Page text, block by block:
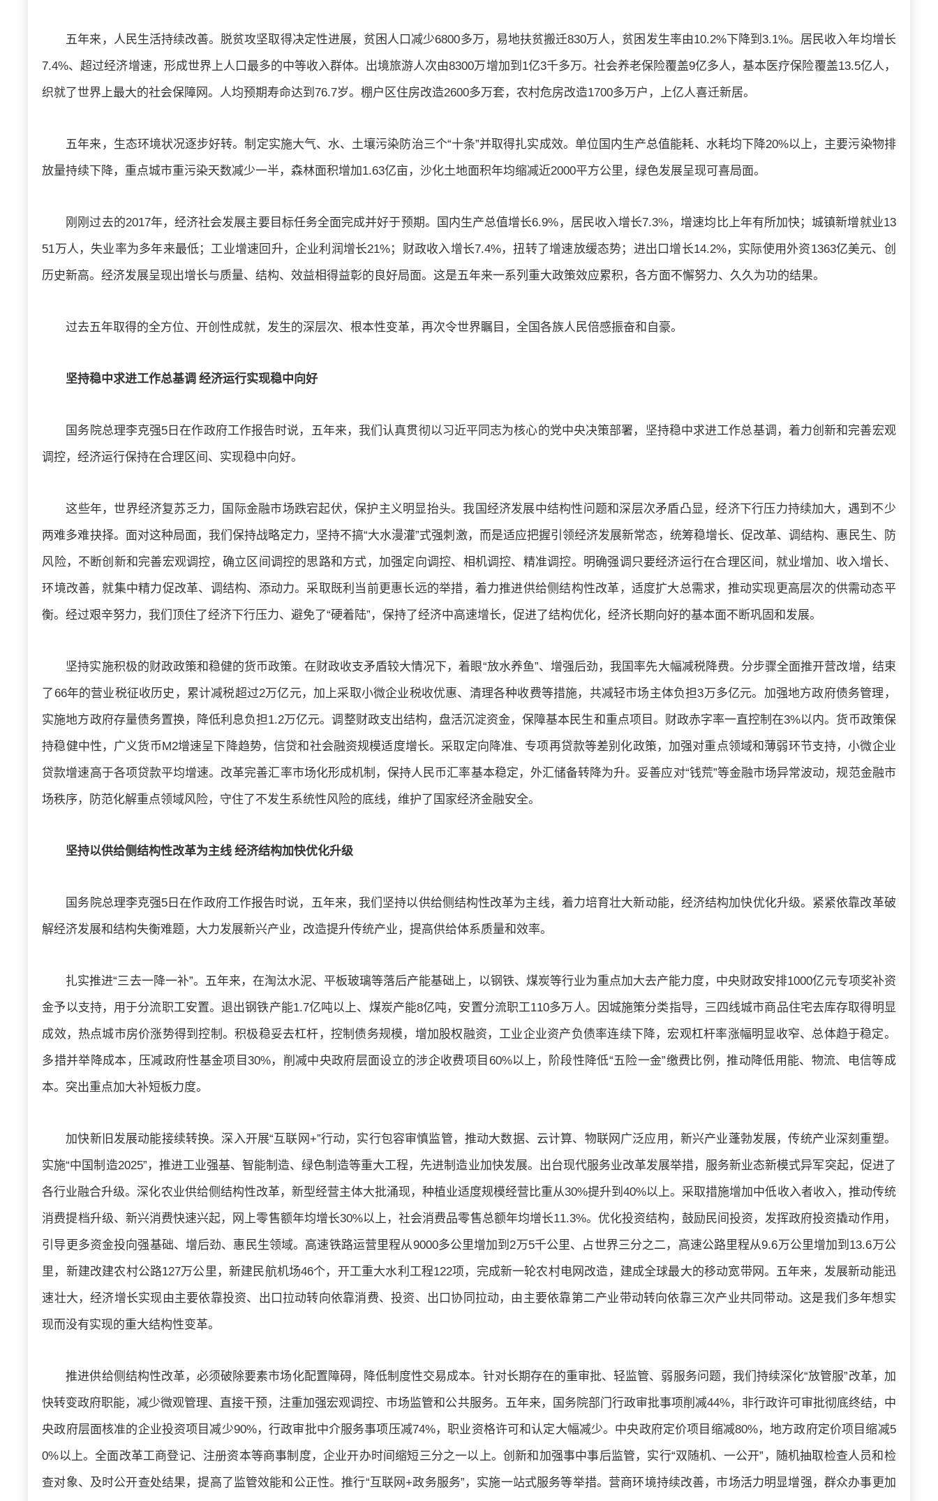
五年来，人民生活持续改善。脱贫攻坚取得决定性进展，贫困人口减少6800多万，易地扶贫搬迁830万人，贫困发生率由10.2%下降到3.1%。居民收入年均增长
7.4%、超过经济增速，形成世界上人口最多的中等收入群体。出境旅游人次由8300万增加到1亿3千多万。社会养老保险覆盖9亿多人，基本医疗保险覆盖13.5亿人，
织就了世界上最大的社会保障网。人均预期寿命达到76.7岁。棚户区住房改造2600多万套，农村危房改造1700多万户，上亿人喜迁新居。
五年来，生态环境状况逐步好转。制定实施大气、水、土壤污染防治三个“十条”并取得扎实成效。单位国内生产总值能耗、水耗均下降20%以上，主要污染物排
放量持续下降，重点城市重污染天数减少一半，森林面积增加1.63亿亩，沙化土地面积年均缩减近2000平方公里，绿色发展呈现可喜局面。
刚刚过去的2017年，经济社会发展主要目标任务全面完成并好于预期。国内生产总值增长6.9%，居民收入增长7.3%，增速均比上年有所加快；城镇新增就业13
51万人，失业率为多年来最低；工业增速回升，企业利润增长21%；财政收入增长7.4%，扭转了增速放缓态势；进出口增长14.2%，实际使用外资1363亿美元、创
历史新高。经济发展呈现出增长与质量、结构、效益相得益彰的良好局面。这是五年来一系列重大政策效应累积，各方面不懈努力、久久为功的结果。
过去五年取得的全方位、开创性成就，发生的深层次、根本性变革，再次令世界瞩目，全国各族人民倍感振奋和自豪。
坚持稳中求进工作总基调 经济运行实现稳中向好
国务院总理李克强5日在作政府工作报告时说，五年来，我们认真贯彻以习近平同志为核心的党中央决策部署，坚持稳中求进工作总基调，着力创新和完善宏观
调控，经济运行保持在合理区间、实现稳中向好。
这些年，世界经济复苏乏力，国际金融市场跌宕起伏，保护主义明显抬头。我国经济发展中结构性问题和深层次矛盾凸显，经济下行压力持续加大，遇到不少
两难多难抉择。面对这种局面，我们保持战略定力，坚持不搞“大水漫灌”式强刺激，而是适应把握引领经济发展新常态，统筹稳增长、促改革、调结构、惠民生、防
风险，不断创新和完善宏观调控，确立区间调控的思路和方式，加强定向调控、相机调控、精准调控。明确强调只要经济运行在合理区间，就业增加、收入增长、
环境改善，就集中精力促改革、调结构、添动力。采取既利当前更惠长远的举措，着力推进供给侧结构性改革，适度扩大总需求，推动实现更高层次的供需动态平
衡。经过艰辛努力，我们顶住了经济下行压力、避免了“硬着陆”，保持了经济中高速增长，促进了结构优化，经济长期向好的基本面不断巩固和发展。
坚持实施积极的财政政策和稳健的货币政策。在财政收支矛盾较大情况下，着眼“放水养鱼”、增强后劲，我国率先大幅减税降费。分步骤全面推开营改增，结束
了66年的营业税征收历史，累计减税超过2万亿元，加上采取小微企业税收优惠、清理各种收费等措施，共减轻市场主体负担3万多亿元。加强地方政府债务管理，
实施地方政府存量债务置换，降低利息负担1.2万亿元。调整财政支出结构，盘活沉淀资金，保障基本民生和重点项目。财政赤字率一直控制在3%以内。货币政策保
持稳健中性，广义货币M2增速呈下降趋势，信贷和社会融资规模适度增长。采取定向降准、专项再贷款等差别化政策，加强对重点领域和薄弱环节支持，小微企业
贷款增速高于各项贷款平均增速。改革完善汇率市场化形成机制，保持人民币汇率基本稳定，外汇储备转降为升。妥善应对“钱荒”等金融市场异常波动，规范金融市
场秩序，防范化解重点领域风险，守住了不发生系统性风险的底线，维护了国家经济金融安全。
坚持以供给侧结构性改革为主线 经济结构加快优化升级
国务院总理李克强5日在作政府工作报告时说，五年来，我们坚持以供给侧结构性改革为主线，着力培育壮大新动能，经济结构加快优化升级。紧紧依靠改革破
解经济发展和结构失衡难题，大力发展新兴产业，改造提升传统产业，提高供给体系质量和效率。
扎实推进“三去一降一补”。五年来，在淘汰水泥、平板玻璃等落后产能基础上，以钢铁、煤炭等行业为重点加大去产能力度，中央财政安排1000亿元专项奖补资
金予以支持，用于分流职工安置。退出钢铁产能1.7亿吨以上、煤炭产能8亿吨，安置分流职工110多万人。因城施策分类指导，三四线城市商品住宅去库存取得明显
成效，热点城市房价涨势得到控制。积极稳妥去杠杆，控制债务规模，增加股权融资，工业企业资产负债率连续下降，宏观杠杆率涨幅明显收窄、总体趋于稳定。
多措并举降成本，压减政府性基金项目30%，削减中央政府层面设立的涉企收费项目60%以上，阶段性降低“五险一金”缴费比例，推动降低用能、物流、电信等成
本。突出重点加大补短板力度。
加快新旧发展动能接续转换。深入开展“互联网+”行动，实行包容审慎监管，推动大数据、云计算、物联网广泛应用，新兴产业蓬勃发展，传统产业深刻重塑。
实施“中国制造2025”，推进工业强基、智能制造、绿色制造等重大工程，先进制造业加快发展。出台现代服务业改革发展举措，服务新业态新模式异军突起，促进了
各行业融合升级。深化农业供给侧结构性改革，新型经营主体大批涌现，种植业适度规模经营比重从30%提升到40%以上。采取措施增加中低收入者收入，推动传统
消费提档升级、新兴消费快速兴起，网上零售额年均增长30%以上，社会消费品零售总额年均增长11.3%。优化投资结构，鼓励民间投资，发挥政府投资撬动作用，
引导更多资金投向强基础、增后劲、惠民生领域。高速铁路运营里程从9000多公里增加到2万5千公里、占世界三分之二，高速公路里程从9.6万公里增加到13.6万公
里，新建改建农村公路127万公里，新建民航机场46个，开工重大水利工程122项，完成新一轮农村电网改造，建成全球最大的移动宽带网。五年来，发展新动能迅
速壮大，经济增长实现由主要依靠投资、出口拉动转向依靠消费、投资、出口协同拉动，由主要依靠第二产业带动转向依靠三次产业共同带动。这是我们多年想实
现而没有实现的重大结构性变革。
推进供给侧结构性改革，必须破除要素市场化配置障碍，降低制度性交易成本。针对长期存在的重审批、轻监管、弱服务问题，我们持续深化“放管服”改革，加
快转变政府职能，减少微观管理、直接干预，注重加强宏观调控、市场监管和公共服务。五年来，国务院部门行政审批事项削减44%，非行政许可审批彻底终结，中
央政府层面核准的企业投资项目减少90%，行政审批中介服务事项压减74%，职业资格许可和认定大幅减少。中央政府定价项目缩减80%，地方政府定价项目缩减5
0%以上。全面改革工商登记、注册资本等商事制度，企业开办时间缩短三分之一以上。创新和加强事中事后监管，实行“双随机、一公开”，随机抽取检查人员和检
查对象、及时公开查处结果，提高了监管效能和公正性。推行“互联网+政务服务”，实施一站式服务等举措。营商环境持续改善，市场活力明显增强，群众办事更加